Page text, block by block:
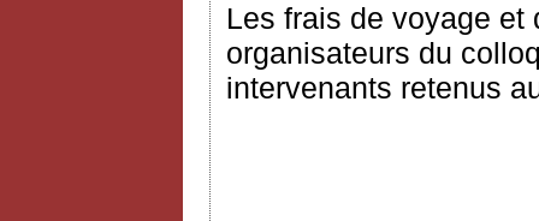
Les frais de voyage et
organisateurs du
intervenants retenus